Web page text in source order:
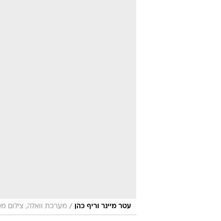
עטר מיינר וריף כהן / מערכת וואלה, צילום